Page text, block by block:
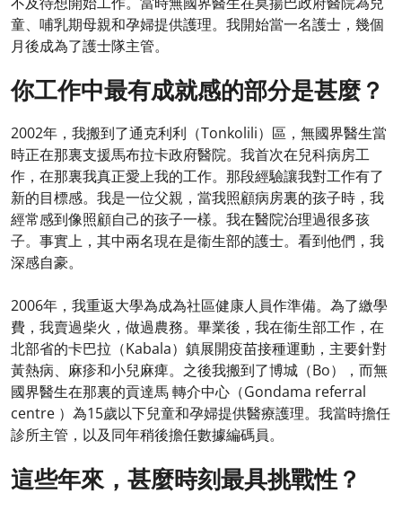
童、哺乳期母親和孕婦提供護理。我開始當一名護士，幾個
月後成為了護士隊主管。
你工作中最有成就感的部分是甚麼？
2002年，我搬到了通克利利（Tonkolili）區，無國界醫生當
時正在那裏支援馬布拉卡政府醫院。我首次在兒科病房工
作，在那裏我真正愛上我的工作。那段經驗讓我對工作有了
新的目標感。我是一位父親，當我照顧病房裏的孩子時，我
經常感到像照顧自己的孩子一樣。我在醫院治理過很多孩
子。事實上，其中兩名現在是衞生部的護士。看到他們，我
深感自豪。
2006年，我重返大學為成為社區健康人員作準備。為了繳學
費，我賣過柴火，做過農務。畢業後，我在衞生部工作，在
北部省的卡巴拉（Kabala）鎮展開疫苗接種運動，主要針對
黃熱病、麻疹和小兒麻痺。之後我搬到了博城（Bo），而無
國界醫生在那裏的貢達馬 轉介中心（Gondama referral
centre ）為15歲以下兒童和孕婦提供醫療護理。我當時擔任
診所主管，以及同年稍後擔任數據編碼員。
這些年來，甚麼時刻最具挑戰性？